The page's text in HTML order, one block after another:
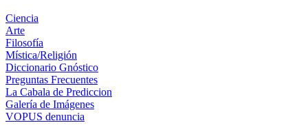
Ciencia
Arte
Filosofía
Mística/Religión
Diccionario Gnóstico
Preguntas Frecuentes
La Cabala de Prediccion
Galería de Imágenes
VOPUS denuncia